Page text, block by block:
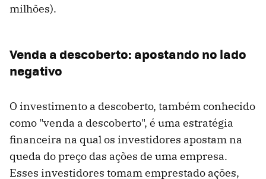
milhões).
Venda a descoberto: apostando no lado
negativo
O investimento a descoberto, também conhecido
como "venda a descoberto", é uma estratégia
financeira na qual os investidores apostam na
queda do preço das ações de uma empresa.
Esses investidores tomam emprestado ações,